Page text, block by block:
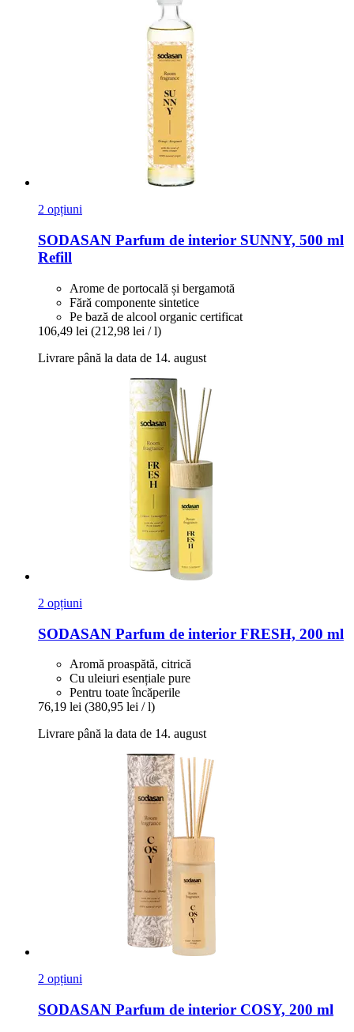
2 opțiuni
SODASAN Parfum de interior SUNNY, 500 ml
Refill
Arome de portocală și bergamotă
Fără componente sintetice
Pe bază de alcool organic certificat
106,49 lei (212,98 lei / l)
Livrare până la data de 14. august
2 opțiuni
SODASAN Parfum de interior FRESH, 200 ml
Aromă proaspătă, citrică
Cu uleiuri esențiale pure
Pentru toate încăperile
76,19 lei (380,95 lei / l)
Livrare până la data de 14. august
2 opțiuni
SODASAN Parfum de interior COSY, 200 ml